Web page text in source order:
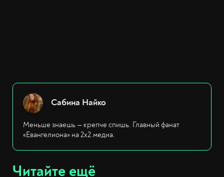
Сабина Найко
Меньше знаешь — крепче спишь. Главный фанат
«Евангелиона» на 2х2.медиа.
Читайте ещё